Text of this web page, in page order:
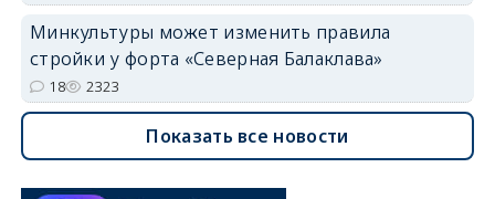
Минкультуры может изменить правила
стройки у форта «Северная Балаклава»
18 2323
Показать все новости